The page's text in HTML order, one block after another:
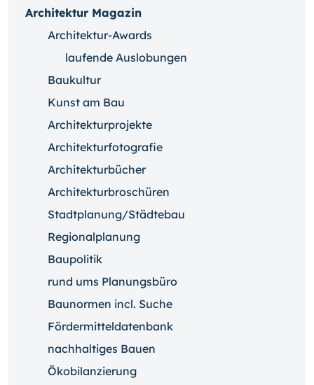
Architektur Magazin
Architektur-Awards
laufende Auslobungen
Baukultur
Kunst am Bau
Architekturprojekte
Architekturfotografie
Architekturbücher
Architekturbroschüren
Stadtplanung/Städtebau
Regionalplanung
Baupolitik
rund ums Planungsbüro
Baunormen incl. Suche
Fördermitteldatenbank
nachhaltiges Bauen
Ökobilanzierung